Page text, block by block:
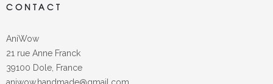
CONTACT
AniWow
21 rue Anne Franck
39100 Dole, France